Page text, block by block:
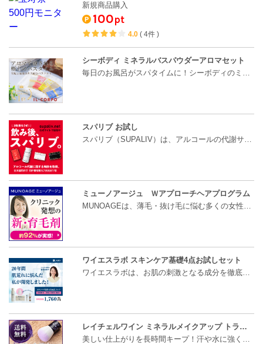
新規商品購入
100pt
4.0(4件 )
シーボディ ミネラルバスパウダーアロマセット
毎日のお風呂がスパタイムに！シーボディのミネラル…
スパリブ お試し
スパリブ（SUPALIV）は、アルコールの代謝サイクル全…
ミューノアージュ Ｗアプローチヘアプログラム
MUNOAGEは、薄毛・抜け毛に悩む多くの女性から選ばれ…
ワイエスラボ スキンケア基礎4点お試しセット
ワイエスラボは、お肌の刺激となる成分を徹底的に排…
レイチェルワイン ミネラルメイクアップ トライアルセット
美しい仕上がりを長時間キープ！汗や水に強く、肌へ…